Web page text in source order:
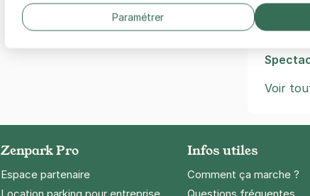
Voir
Zenpark Pro
Espace partenaire
Infos utiles
Comment ça marche ?
Paramétrer